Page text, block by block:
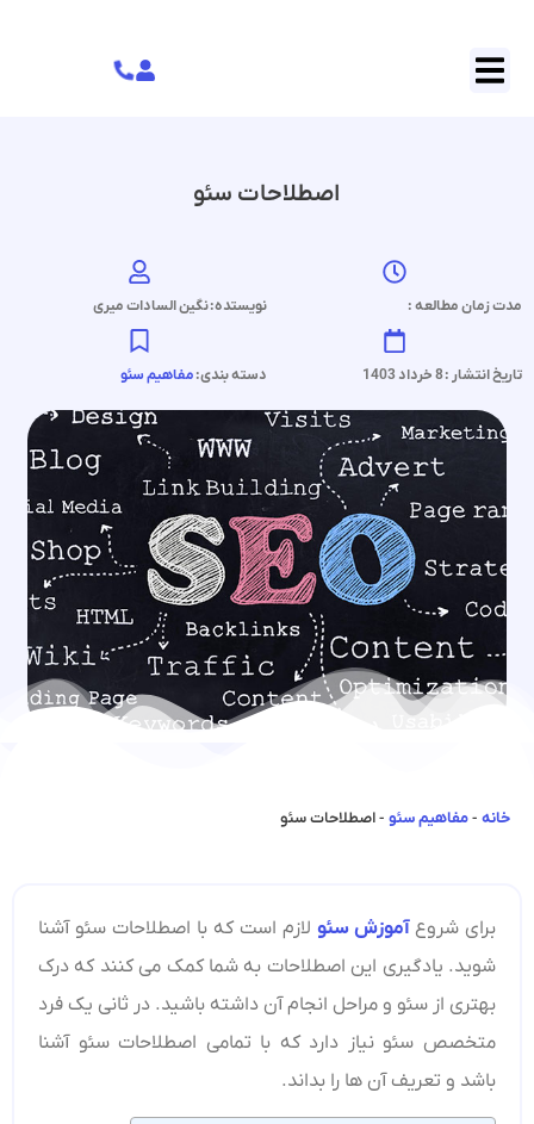
اصطلاحات سئو
مدت زمان مطالعه : نویستده:نگین السادات میری
تاریخ انتشار :8 خرداد 1403 دسته بندی:مفاهیم سئو
خانه -مفاهیم سئو -اصطلاحات سئو
برای شروعآموزش سئو لازم است که با اصطلاحات سئو آشنا
شوید. یادگیری این اصطلاحات به شما کمک می کنند که درک
بهتری از سئو و مراحل انجام آن داشته باشید. در ثانی یک فرد
متخصص سئو نیاز دارد که با تمامی اصطلاحات سئو آشنا
باشد و تعریف آن ها را بداند.